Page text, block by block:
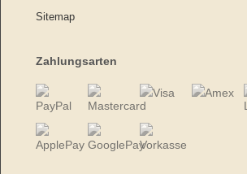
Sitemap
Zahlungsarten